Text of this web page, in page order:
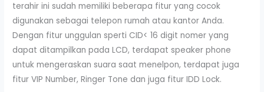
terahir ini sudah memiliki beberapa fitur yang cocok
digunakan sebagai telepon rumah atau kantor Anda.
Dengan fitur unggulan sperti CID< 16 digit nomer yang
dapat ditampilkan pada LCD, terdapat speaker phone
untuk mengeraskan suara saat menelpon, terdapat juga
fitur VIP Number, Ringer Tone dan juga fitur IDD Lock.